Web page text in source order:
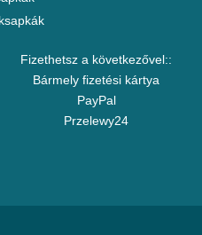
Fizethetsz a következővel::
Bármely fizetési kártya
PayPal
Przelewy24